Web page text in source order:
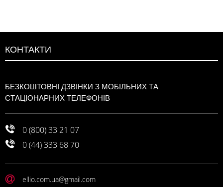
КОНТАКТИ
БЕЗКОШТОВНІ ДЗВІНКИ З МОБІЛЬНИХ ТА
СТАЦІОНАРНИХ ТЕЛЕФОНІВ
0 (800) 33 21 07
0 (44) 333 68 70
ellio.com.ua@gmail.com